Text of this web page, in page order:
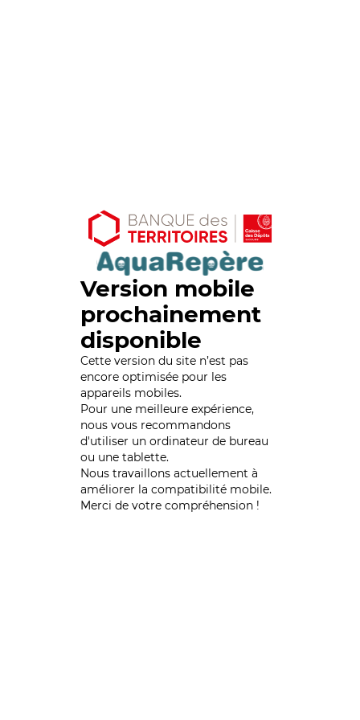
Version mobile
prochainement
disponible
Cette version du site n’est pas
encore optimisée pour les
appareils mobiles.
Pour une meilleure expérience,
nous vous recommandons
d'utiliser un ordinateur de bureau
ou une tablette.
Nous travaillons actuellement à
améliorer la compatibilité mobile.
Merci de votre compréhension !